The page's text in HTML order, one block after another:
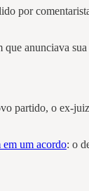
por
anunciava
partido, o ex-
em um acordo: o